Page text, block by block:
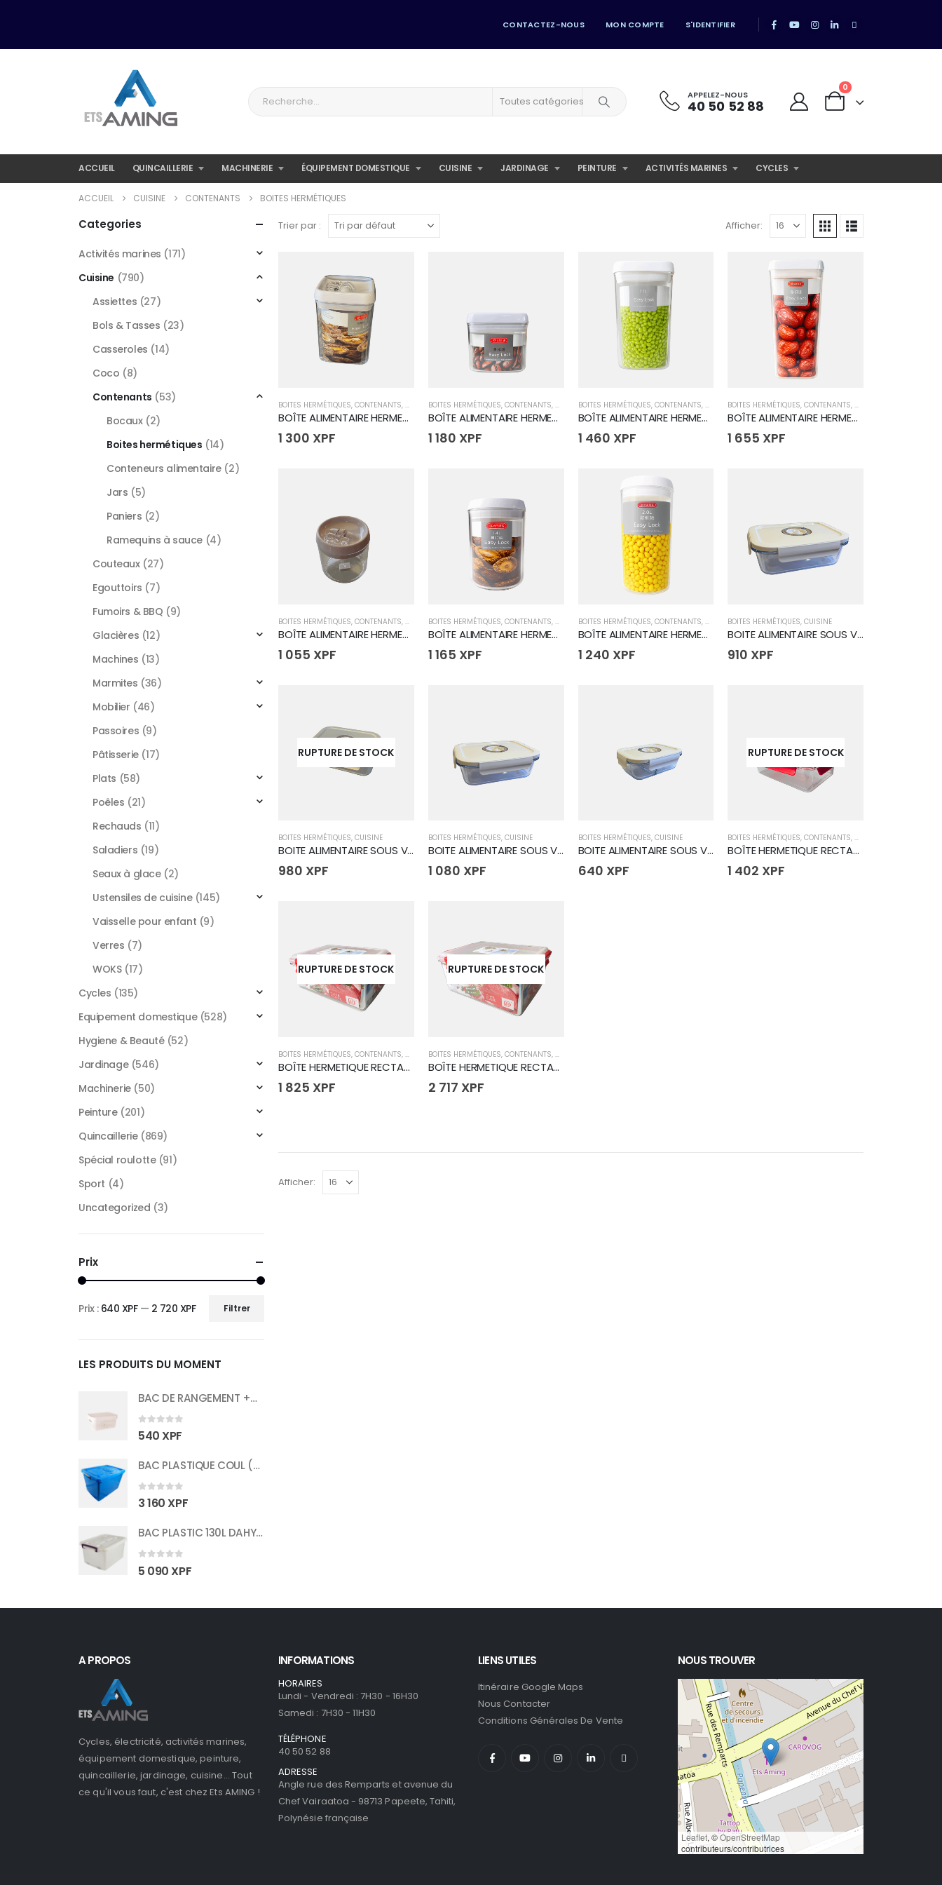
CONTACTEZ-NOUS MON COMPTE S'IDENTIFIER
Toutes catégories APPELEZ-NOUS
40 50 52 88
0
ACCUEIL QUINCAILLERIE MACHINERIE ÉQUIPEMENT DOMESTIQUE CUISINE JARDINAGE PEINTURE ACTIVITÉS MARINES CYCLES
ACCUEIL CUISINE CONTENANTS BOITES HERMÉTIQUES
Trier par : Afficher:
BOITES HERMÉTIQUES, CONTENANTS, CUISINE
BOÎTE ALIMENTAIRE HERMETIQUE CARRE 1.7L
1 300 XPF
BOITES HERMÉTIQUES, CONTENANTS, CUISINE
BOÎTE ALIMENTAIRE HERMETIQUE CARRE 1L
1 180 XPF
BOITES HERMÉTIQUES, CONTENANTS, CUISINE
BOÎTE ALIMENTAIRE HERMETIQUE CARRE 2.3L
1 460 XPF
BOITES HERMÉTIQUES,CONTENANTS,CUISINE
BOÎTE ALIMENTAIRE HERMETIQUE CARRE 2.6L
1 655 XPF
BOITES HERMÉTIQUES, CONTENANTS, CUISINE
BOÎTE ALIMENTAIRE HERMETIQUE RONDE 0.9L
1 055 XPF
BOITES HERMÉTIQUES, CONTENANTS, CUISINE
BOÎTE ALIMENTAIRE HERMETIQUE RONDE 1.4L
1 165 XPF
BOITES HERMÉTIQUES, CONTENANTS, CUISINE
BOÎTE ALIMENTAIRE HERMETIQUE RONDE 2L
1 240 XPF
BOITES HERMÉTIQUES,CUISINE
BOITE ALIMENTAIRE SOUS VIDE VERRE 1020ML
910 XPF
RUPTURE DE STOCK
BOITES HERMÉTIQUES, CUISINE
BOITE ALIMENTAIRE SOUS VIDE VERRE 1230ML
980 XPF
BOITES HERMÉTIQUES, CUISINE
BOITE ALIMENTAIRE SOUS VIDE VERRE 1480ML
1 080 XPF
BOITES HERMÉTIQUES, CUISINE
BOITE ALIMENTAIRE SOUS VIDE VERRE 630ML
640 XPF
RUPTURE DE STOCK
BOITES HERMÉTIQUES,CONTENANTS,CUISINE
BOÎTE HERMETIQUE RECTANGLE 1.1L
1 402 XPF
RUPTURE DE STOCK
BOITES HERMÉTIQUES, CONTENANTS, CUISINE
BOÎTE HERMETIQUE RECTANGLE 2.7L
1 825 XPF
RUPTURE DE STOCK
BOITES HERMÉTIQUES, CONTENANTS, CUISINE
BOÎTE HERMETIQUE RECTANGLE 5.5L
2 717 XPF
Afficher:
Categories
Activités marines (171)
Cuisine (790)
Assiettes (27)
Bols & Tasses (23)
Casseroles (14)
Coco (8)
Contenants (53)
Bocaux (2)
Boites hermétiques (14)
Conteneurs alimentaire (2)
Jars (5)
Paniers (2)
Ramequins à sauce (4)
Couteaux (27)
Egouttoirs (7)
Fumoirs & BBQ (9)
Glacières (12)
Machines (13)
Marmites (36)
Mobilier (46)
Passoires (9)
Pâtisserie (17)
Plats (58)
Poêles (21)
Rechauds (11)
Saladiers (19)
Seaux à glace (2)
Ustensiles de cuisine (145)
Vaisselle pour enfant (9)
Verres (7)
WOKS (17)
Cycles (135)
Equipement domestique (528)
Hygiene & Beauté (52)
Jardinage (546)
Machinerie (50)
Peinture (201)
Quincaillerie (869)
Spécial roulotte (91)
Sport (4)
Uncategorized (3)
Prix
min
max
Filtrer
Prix : 640 XPF— 2 720 XPF
LES PRODUITS DU MOMENT
BAC DE RANGEMENT +COUV 26x18x12CM 4.5L
0sur 5
540 XPF
BAC PLASTIQUE COUL (LL) 74x51x42CM
0sur 5
3 160 XPF
BAC PLASTIC 130L DAHYUNG (XL) (20) D1500
0sur 5
5 090 XPF
A PROPOS
Cycles, électricité, activités marines,
équipement domestique, peinture,
quincaillerie, jardinage, cuisine... Tout
ce qu'il vous faut, c'est chez Ets AMING !
INFORMATIONS
HORAIRES
Lundi - Vendredi : 7H30 - 16H30
Samedi : 7H30 - 11H30
TÉLÉPHONE
40 50 52 88
ADRESSE
Angle rue des Remparts et avenue du
Chef Vairaatoa - 98713 Papeete, Tahiti,
Polynésie française
LIENS UTILES
Itinéraire Google Maps
Nous Contacter
Conditions Générales De Vente
NOUS TROUVER
Leaflet, ©OpenStreetMap
contributeurs/contributrices